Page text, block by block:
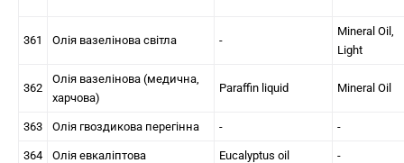
361 Олія вазелінова світла -
Mineral Oil,
Light
362
Олія вазелінова (медична,
харчова)
Paraffin liquid Mineral Oil
363 Олія гвоздикова перегінна - -
364 Олія евкаліптова Eucalyptus oil -